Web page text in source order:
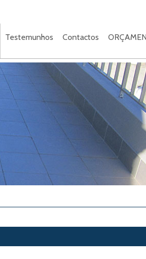
Testemunhos Contactos